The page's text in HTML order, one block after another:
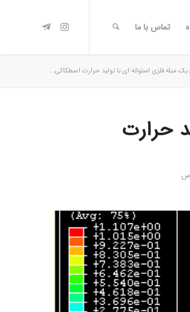
تماس با ما
یک میله فلزی استوانه ای با تولید حرارت اصطکاکی...
حرارت